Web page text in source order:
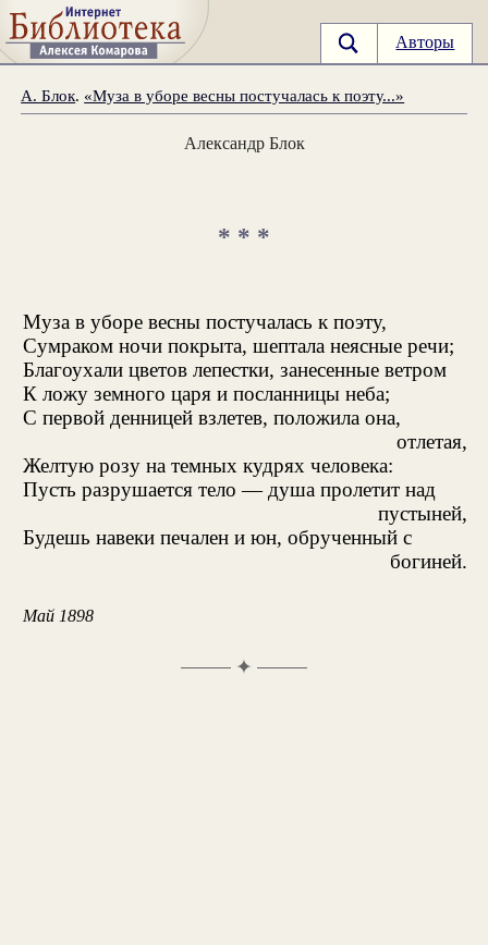
Авторы
А. Блок. «Муза в уборе весны постучалась к поэту...»
Александр Блок
* * *
Муза в уборе весны постучалась к поэту,
Сумраком ночи покрыта, шептала неясные речи;
Благоухали цветов лепестки, занесенные ветром
К ложу земного царя и посланницы неба;
С первой денницей взлетев, положила она,
отлетая,
Желтую розу на темных кудрях человека:
Пусть разрушается тело — душа пролетит над
пустыней,
Будешь навеки печален и юн, обрученный с
богиней.
Май 1898
✦